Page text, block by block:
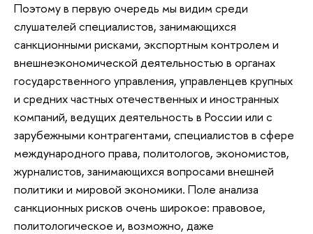
Поэтому в первую очередь мы видим среди
слушателей специалистов, занимающихся
санкционными рисками, экспортным контролем и
внешнеэкономической деятельностью в органах
государственного управления, управленцев крупных
и средних частных отечественных и иностранных
компаний, ведущих деятельность в России или с
зарубежными контрагентами, специалистов в сфере
международного права, политологов, экономистов,
журналистов, занимающихся вопросами внешней
политики и мировой экономики. Поле анализа
санкционных рисков очень широкое: правовое,
политологическое и, возможно, даже